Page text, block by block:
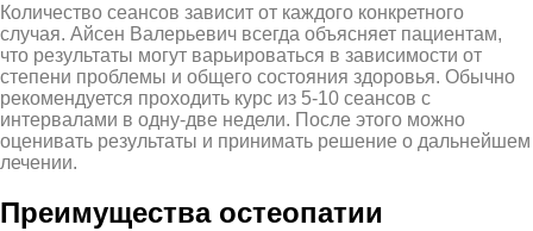
Количество сеансов зависит от каждого конкретного
случая. Айсен Валерьевич всегда объясняет пациентам,
что результаты могут варьироваться в зависимости от
степени проблемы и общего состояния здоровья. Обычно
рекомендуется проходить курс из 5-10 сеансов с
интервалами в одну-две недели. После этого можно
оценивать результаты и принимать решение о дальнейшем
лечении.
Преимущества остеопатии